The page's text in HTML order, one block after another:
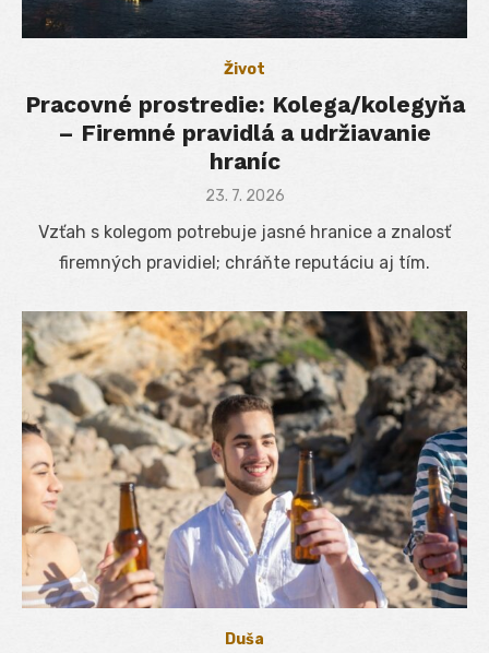
Život
Pracovné prostredie: Kolega/kolegyňa
– Firemné pravidlá a udržiavanie
hraníc
Posted
23. 7. 2026
Vzťah s kolegom potrebuje jasné hranice a znalosť
firemných pravidiel; chráňte reputáciu aj tím.
Duša